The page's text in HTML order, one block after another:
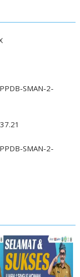
SMAN-2-
SMAN-2-